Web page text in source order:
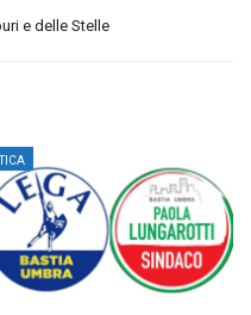
e delle Stelle